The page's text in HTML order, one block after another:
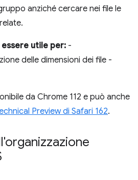
anziché cercare nei file le
essere utile per: -
delle dimensioni dei file -
da Chrome 112 e può anche
Preview di Safari 162.